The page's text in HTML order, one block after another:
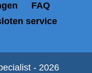
FAQ
service
- 2026